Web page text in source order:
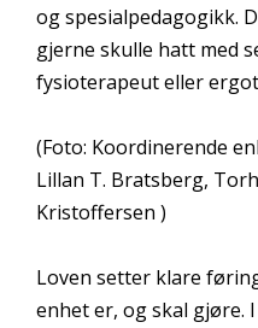
og spesialpedagogikk.
gjerne skulle hatt med
fysioterapeut eller
(Foto: Koordinerende
Lillan T. Bratsberg,
Kristoffersen )
Loven setter klare
enhet er, og skal gjøre. I